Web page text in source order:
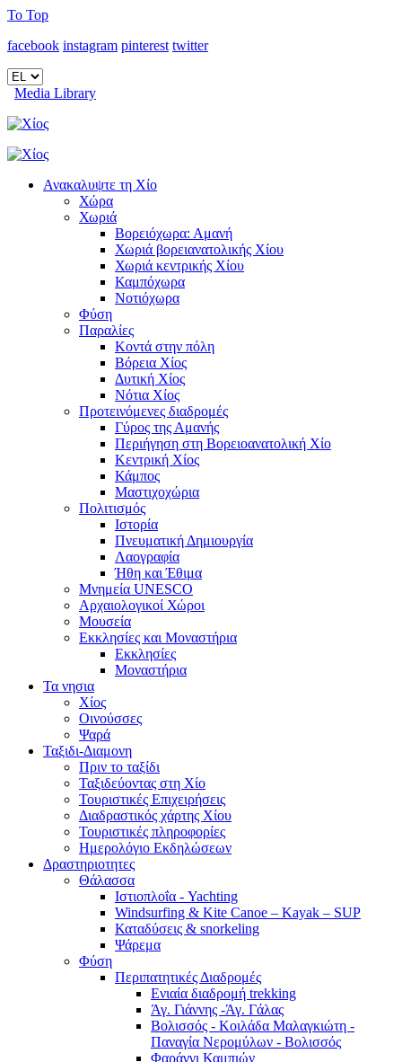
To Top
facebook instagram pinterest twitter
Media Library
Ανακαλυψτε τη Χίο
Χώρα
Χωριά
Βορειόχωρα: Αμανή
Χωριά βορειανατολικής Χίου
Χωριά κεντρικής Χίου
Καμπόχωρα
Νοτιόχωρα
Φύση
Παραλίες
Κοντά στην πόλη
Βόρεια Χίος
Δυτική Χίος
Νότια Χίος
Προτεινόμενες διαδρομές
Γύρος της Αμανής
Περιήγηση στη Βορειοανατολική Χίο
Κεντρική Χίος
Κάμπος
Μαστιχοχώρια
Πολιτισμός
Ιστορία
Πνευματική Δημιουργία
Λαογραφία
Ήθη και Έθιμα
Μνημεία UNESCO
Αρχαιολογικοί Χώροι
Μουσεία
Εκκλησίες και Μοναστήρια
Εκκλησίες
Μοναστήρια
Τα νησια
Χίος
Οινούσσες
Ψαρά
Ταξιδι-Διαμονη
Πριν το ταξίδι
Ταξιδεύοντας στη Χίο
Τουριστικές Επιχειρήσεις
Διαδραστικός χάρτης Χίου
Τουριστικές πληροφορίες
Ημερολόγιο Εκδηλώσεων
Δραστηριοτητες
Θάλασσα
Ιστιοπλοΐα - Yachting
Windsurfing & Kite Canoe – Kayak – SUP
Καταδύσεις & snorkeling
Ψάρεμα
Φύση
Περιπατητικές Διαδρομές
Ενιαία διαδρομή trekking
Άγ. Γιάννης -Άγ. Γάλας
Βολισσός - Κοιλάδα Μαλαγκιώτη -
Παναγία Νερομύλων - Βολισσός
Φαράγγι Καμπιών